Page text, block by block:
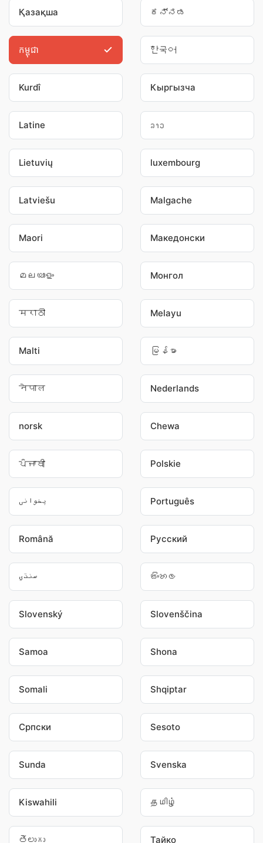
Қазақша ಕನ್ನಡ
កម្ពុជា 한국어
Kurdî Кыргызча
Latine ລາວ
Lietuvių luxembourg
Latviešu Malgache
Maori Македонски
മലയാളം Монгол
मराठी Melayu
Malti မြန်မာ
नेपाल Nederlands
norsk Chewa
ਪੰਜਾਬੀ Polskie
پخوانی Português
Română Pусский
سنڌي සිංහල
Slovenský Slovenščina
Samoa Shona
Somali Shqiptar
Српски Sesoto
Sunda Svenska
Kiswahili தமிழ்
తెలుగు Тайко